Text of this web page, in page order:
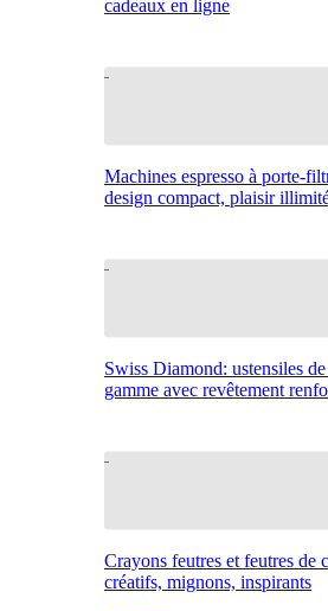
cadeaux en ligne
Machines espresso à porte-
design compact, plaisir
Swiss Diamond: ustensiles
gamme avec revêtement
Crayons feutres et feutres de
créatifs, mignons, inspirants